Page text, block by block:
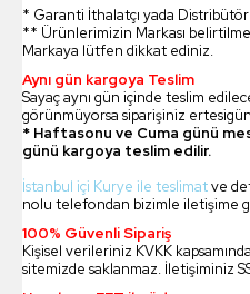
* Garanti İthalatçı yada
** Ürünlerimizin Markası
Markaya lütfen dikkat ediniz.
Aynı gün kargoya Teslim
Sayaç aynı gün içinde teslim
görünmüyorsa siparişiniz
* Haftasonu ve Cuma günü
günü kargoya teslim edilir.
İstanbul içi Kurye ile teslimatve
nolu telefondan bizimle iletişime
100% Güvenli Sipariş
Kişisel verileriniz KVKK
sitemizde saklanmaz. İletişiminiz